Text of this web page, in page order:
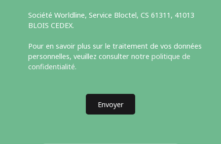
Société Worldline, Service Bloctel, CS 61311, 41013
BLOIS CEDEX.
Pour en savoir plus sur le traitement de vos données
personnelles, veuillez consulter notre politique de
confidentialité.
Envoyer